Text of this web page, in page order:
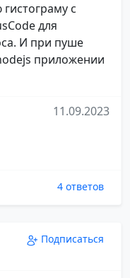
с
для
И при пуше
приложении
11.09.2023
4 ответов
Подписаться